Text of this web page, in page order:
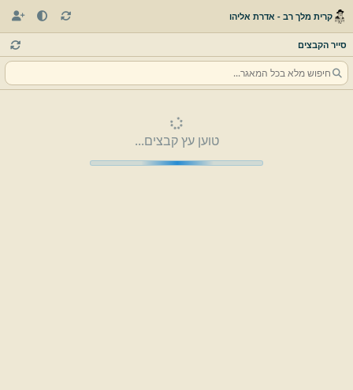
קרית מלך רב - אדרת אליהו
סייר הקבצים
טוען עץ קבצים...